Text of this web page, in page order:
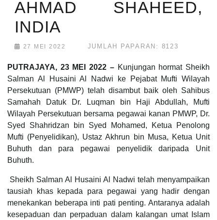
AHMAD SHAHEED,
INDIA
27 MEI 2022 JUMLAH PAPARAN: 8123
PUTRAJAYA, 23 MEI 2022 –Kunjungan hormat Sheikh
Salman Al Husaini Al Nadwi ke Pejabat Mufti Wilayah
Persekutuan (PMWP) telah disambut baik oleh Sahibus
Samahah Datuk Dr. Luqman bin Haji Abdullah, Mufti
Wilayah Persekutuan bersama pegawai kanan PMWP, Dr.
Syed Shahridzan bin Syed Mohamed, Ketua Penolong
Mufti (Penyelidikan), Ustaz Akhrun bin Musa, Ketua Unit
Buhuth dan para pegawai penyelidik daripada Unit
Buhuth.
Sheikh Salman Al Husaini Al Nadwi telah menyampaikan
tausiah khas kepada para pegawai yang hadir dengan
menekankan beberapa inti pati penting. Antaranya adalah
kesepaduan dan perpaduan dalam kalangan umat Islam